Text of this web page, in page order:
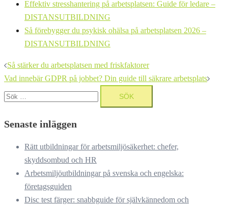
Effektiv stresshantering på arbetsplatsen: Guide för ledare –
DISTANSUTBILDNING
Så förebygger du psykisk ohälsa på arbetsplatsen 2026 –
DISTANSUTBILDNING
Inläggsnavigering
Så stärker du arbetsplatsen med friskfaktorer
Vad innebär GDPR på jobbet? Din guide till säkrare arbetsplats
Sök
efter:
Senaste inläggen
Rätt utbildningar för arbetsmiljösäkerhet: chefer,
skyddsombud och HR
Arbetsmiljöutbildningar på svenska och engelska:
företagsguiden
Disc test färger: snabbguide för självkännedom och